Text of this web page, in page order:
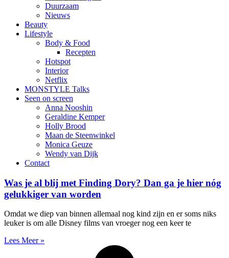
Duurzaam
Nieuws
Beauty
Lifestyle
Body & Food
Recepten
Hotspot
Interior
Netflix
MONSTYLE Talks
Seen on screen
Anna Nooshin
Geraldine Kemper
Holly Brood
Maan de Steenwinkel
Monica Geuze
Wendy van Dijk
Contact
Was je al blij met Finding Dory? Dan ga je hier nóg
gelukkiger van worden
Omdat we diep van binnen allemaal nog kind zijn en er soms niks
leuker is om alle Disney films van vroeger nog een keer te
Lees Meer »